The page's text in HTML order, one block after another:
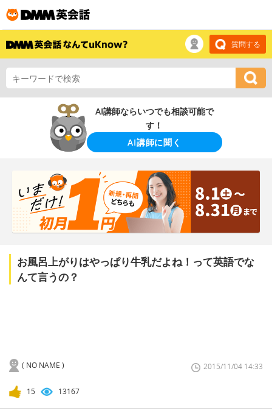
質問する
AI講師ならいつでも相談可能で
す！
AI講師に聞く
お風呂上がりはやっぱり牛乳だよね！って英語でな
んて言うの？
( NO NAME ) 2015/11/04 14:33
15 13167